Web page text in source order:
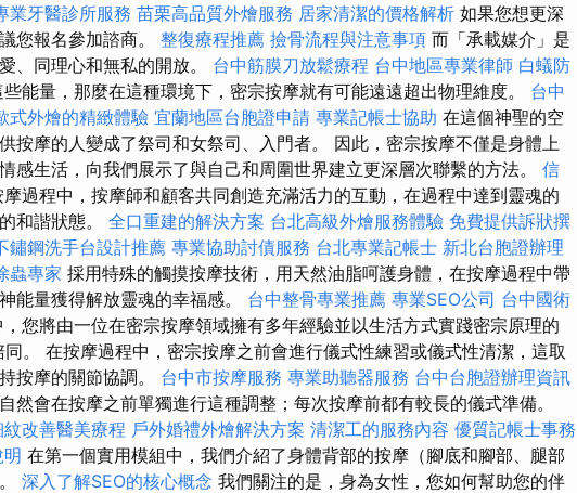
業牙醫診所服務 苗栗高品質外燴服務 居家清潔的價格解析 如果您想更深
您報名參加諮商。 整復療程推薦 撿骨流程與注意事項 而「承載媒介」是
、同理心和無私的開放。 台中筋膜刀放鬆療程 台中地區專業律師 白蟻防
能量，那麼在這種環境下，密宗按摩就有可能遠遠超出物理維度。 台中
式外燴的精緻體驗 宜蘭地區台胞證申請 專業記帳士協助 在這個神聖的空
按摩的人變成了祭司和女祭司、入門者。 因此，密宗按摩不僅是身體上
感生活，向我們展示了與自己和周圍世界建立更深層次聯繫的方法。 信
過程中，按摩師和顧客共同創造充滿活力的互動，在過程中達到靈魂的
和諧狀態。 全口重建的解決方案 台北高級外燴服務體驗 免費提供訴狀撰
鏽鋼洗手台設計推薦 專業協助討債服務 台北專業記帳士 新北台胞證辦理
蟲專家 採用特殊的觸摸按摩技術，用天然油脂呵護身體，在按摩過程中帶
能量獲得解放靈魂的幸福感。 台中整骨專業推薦 專業SEO公司 台中國術
您將由一位在密宗按摩領域擁有多年經驗並以生活方式實踐密宗原理的
。 在按摩過程中，密宗按摩之前會進行儀式性練習或儀式性清潔，這取
按摩的關節協調。 台中市按摩服務 專業助聽器服務 台中台胞證辦理資訊
然會在按摩之前單獨進行這種調整；每次按摩前都有較長的儀式準備。
紋改善醫美療程 戶外婚禮外燴解決方案 清潔工的服務內容 優質記帳士事務
在第一個實用模組中，我們介紹了身體背部的按摩（腳底和腳部、腿部
深入了解SEO的核心概念 我們關注的是，身為女性，您如何幫助您的伴